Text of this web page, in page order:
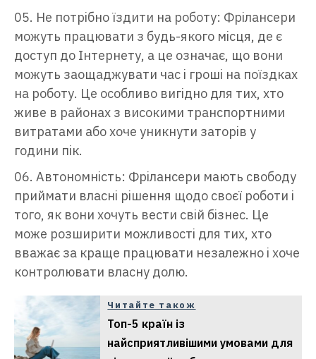
Не потрібно їздити на роботу: Фрілансери
можуть працювати з будь-якого місця, де є
доступ до Інтернету, а це означає, що вони
можуть заощаджувати час і гроші на поїздках
на роботу. Це особливо вигідно для тих, хто
живе в районах з високими транспортними
витратами або хоче уникнути заторів у
години пік.
Автономність: Фрілансери мають свободу
приймати власні рішення щодо своєї роботи і
того, як вони хочуть вести свій бізнес. Це
може розширити можливості для тих, хто
вважає за краще працювати незалежно і хоче
контролювати власну долю.
Читайте також
Топ-5 країн із
найсприятливішими умовами для